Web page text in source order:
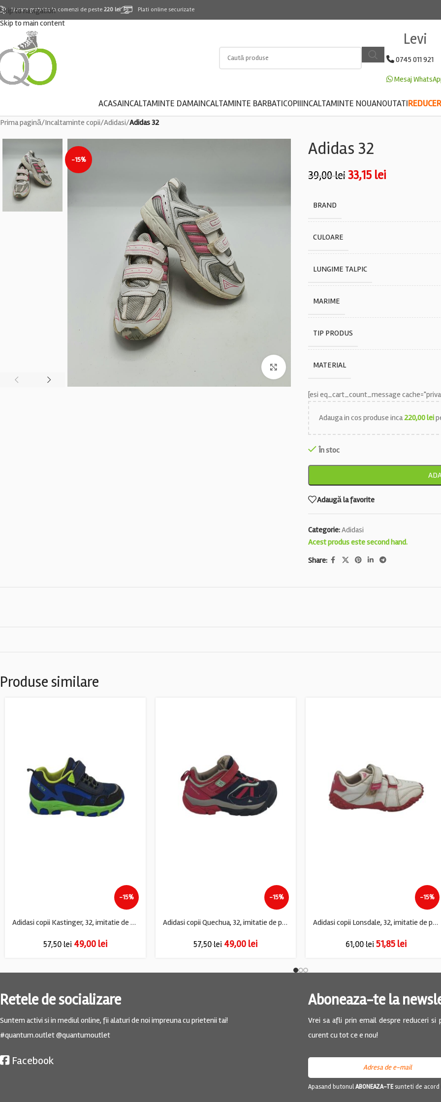
Skip to navigation
Skip to main content
Livrare gratuita la comenzi de peste 220 lei Plati online securizate
Levi
0745 011 921
Mesaj
ACASAINCALTAMINTE DAMAINCALTAMINTE BARBATICOPIIINCALTAMINTE NOUANOUTATI
Prima pagină/Incaltaminte copii/Adidasi/Adidas 32
-15%
Faceți click pentru a mări
Adidas 32
39,00lei33,15 lei
BRAND
CULOARE
LUNGIME TALPIC
MARIME
TIP PRODUS
MATERIAL
[esi eq_cart_count_message
Adauga in cos produse inca220,00lei
În stoc
Adaugă la favorite
Categorie:Adidasi
Acest produs este second hand.
Share:
Produse similare
-15%
Adidasi copii Kastinger, 32, imitatie de piele, material textil, negru albastru
57,50lei 49,00 lei
-15%
Adidasi copii Quechua, 32, imitatie de piele, material textil, bleumarin roz
57,50lei 49,00 lei
-15%
Adidasi copii Lonsdale, 32, imitatie de piele, piele, alb roz
61,00lei 51,85 lei
Retele de socializare
Suntem activi si in mediul online, fii alaturi de noi impreuna cu prietenii tai!
#quantum.outlet @quantumoutlet
Facebook
Aboneaza-te la
Vrei sa afli prin email despre reduceri
curent cu tot ce e nou!
Apasand butonulABONEAZA-TEsunteti de acord